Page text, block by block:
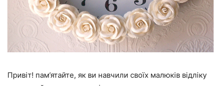
Привіт! пам’ятайте, як ви навчили своїх малюків відліку